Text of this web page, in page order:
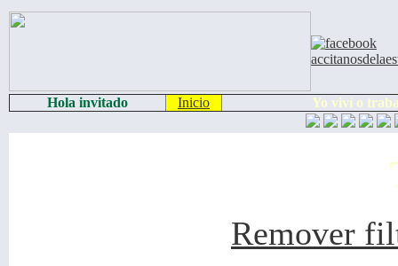
Hola invitado Inicio Yo viví o
Remover